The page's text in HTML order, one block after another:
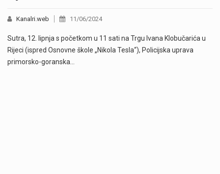
Kanalri.web 11/06/2024
Sutra, 12. lipnja s početkom u 11 sati na Trgu Ivana Klobučarića u
Rijeci (ispred Osnovne škole „Nikola Tesla“), Policijska uprava
primorsko-goranska…